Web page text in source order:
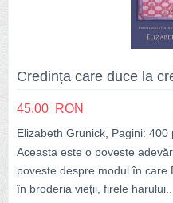
Credința care duce la
45.00 RON
Elizabeth Grunick, Pagini: 400
Aceasta este o poveste
poveste despre modul în care
în broderia vieții, firele